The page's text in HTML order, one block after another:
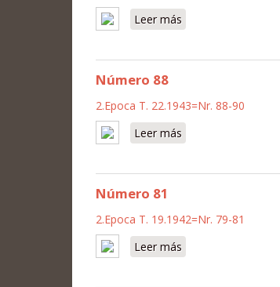
Leer más
Número 88
2.Epoca T. 22.1943=Nr. 88-90
Leer más
Número 81
2.Epoca T. 19.1942=Nr. 79-81
Leer más